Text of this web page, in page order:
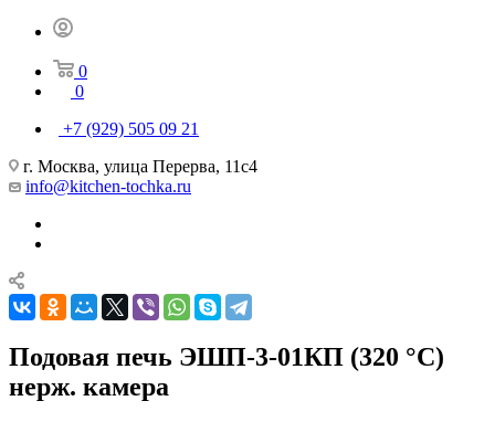
0
0
+7 (929) 505 09 21
г. Москва, улица Перерва, 11с4
info@kitchen-tochka.ru
Подовая печь ЭШП-3-01КП (320 °C)
нерж. камера